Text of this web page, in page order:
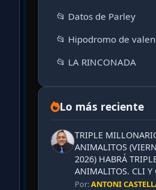
📂 Datos de Parley
📂 Hipodromo de
📂 LA RINCONADA
Lo más reciente
TRIPLE
ANIMALITOS
2026) HABRÁ
ANIMALITOS. CLI Y
Por:ANTONI